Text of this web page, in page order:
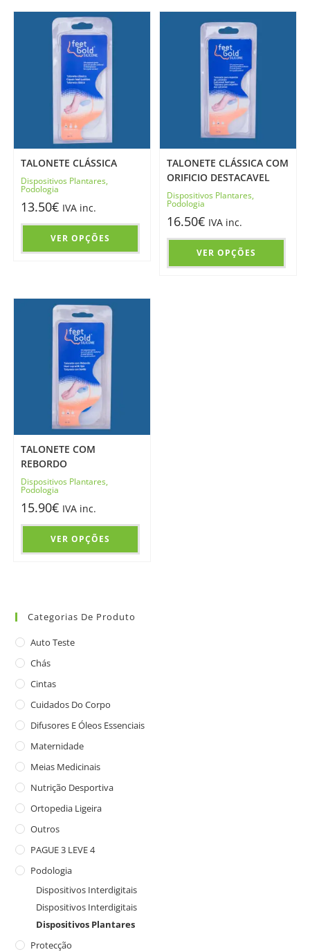
TALONETE CLÁSSICA
Dispositivos Plantares,
Podologia
13.50€ IVA inc.
VER OPÇÕES
TALONETE CLÁSSICA COM
ORIFICIO DESTACAVEL
Dispositivos Plantares,
Podologia
16.50€ IVA inc.
VER OPÇÕES
TALONETE COM
REBORDO
Dispositivos Plantares,
Podologia
15.90€ IVA inc.
VER OPÇÕES
Categorias De Produto
Auto Teste
Chás
Cintas
Cuidados Do Corpo
Difusores E Óleos Essenciais
Maternidade
Meias Medicinais
Nutrição Desportiva
Ortopedia Ligeira
Outros
PAGUE 3 LEVE 4
Podologia
Dispositivos Interdigitais
Dispositivos Interdigitais
Dispositivos Plantares
Protecção